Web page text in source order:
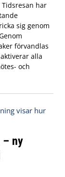
har
sig genom
förvandlas
alla
och
– ny